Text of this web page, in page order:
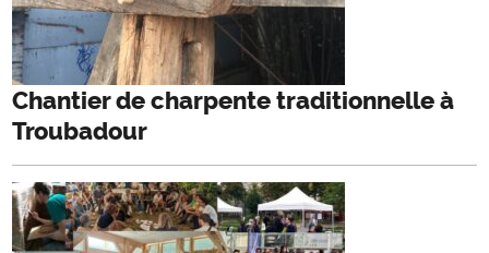
Chantier de charpente traditionnelle à
Troubadour